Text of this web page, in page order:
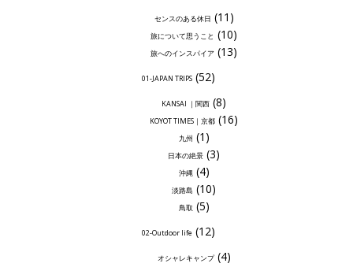
センスのある休日 (11)
旅について思うこと (10)
旅へのインスパイア (13)
01-JAPAN TRIPS(52)
KANSAI ｜関西 (8)
KOYOT TIMES｜京都 (16)
九州 (1)
日本の絶景 (3)
沖縄 (4)
淡路島 (10)
鳥取 (5)
02-Outdoor life(12)
オシャレキャンプ(4)